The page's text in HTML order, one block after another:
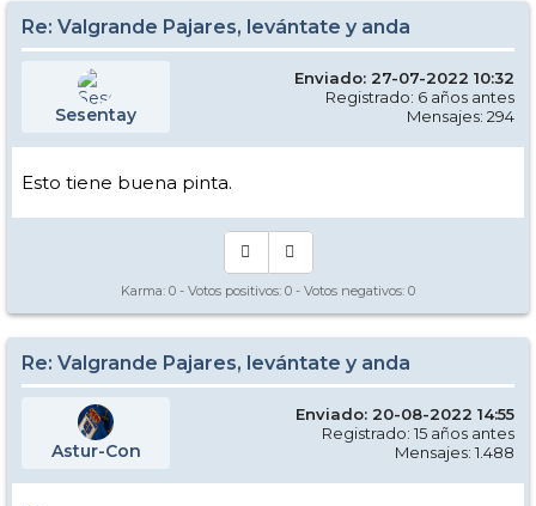
Re: Valgrande Pajares, levántate y anda
Sesentay
Enviado: 27-07-2022 10:32
Registrado: 6 años antes
Mensajes: 294
Esto tiene buena pinta.
Karma: 0 - Votos positivos: 0 - Votos negativos: 0
Re: Valgrande Pajares, levántate y anda
Astur-Con
Enviado: 20-08-2022 14:55
Registrado: 15 años antes
Mensajes: 1.488